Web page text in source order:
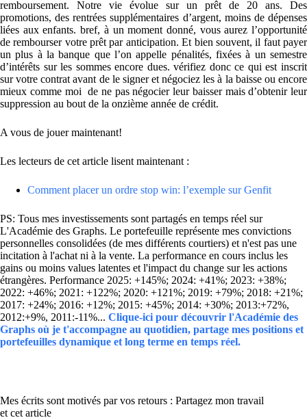
remboursement. Notre vie évolue sur un prêt de 20 ans. Des
promotions, des rentrées supplémentaires d’argent, moins de dépenses
liées aux enfants. bref, à un moment donné, vous aurez l’opportunité
de rembourser votre prêt par anticipation. Et bien souvent, il faut payer
un plus à la banque que l’on appelle pénalités, fixées à un semestre
d’intérêts sur les sommes encore dues. vérifiez donc ce qui est inscrit
sur votre contrat avant de le signer et négociez les à la baisse ou encore
mieux comme moi de ne pas négocier leur baisser mais d’obtenir leur
suppression au bout de la onzième année de crédit.
A vous de jouer maintenant!
Les lecteurs de cet article lisent maintenant :
Comment placer un ordre stop win: l’exemple sur Genfit
PS: Tous mes investissements sont partagés en temps réel sur
L'Académie des Graphs. Le portefeuille représente mes convictions
personnelles consolidées (de mes différents courtiers) et n'est pas une
incitation à l'achat ni à la vente. La performance en cours inclus les
gains ou moins values latentes et l'impact du change sur les actions
étrangères. Performance 2025: +145%; 2024: +41%; 2023: +38%;
2022: +46%; 2021: +122%; 2020: +121%; 2019: +79%; 2018: +21%;
2017: +24%; 2016: +12%; 2015: +45%; 2014: +30%; 2013:+72%,
2012:+9%, 2011:-11%... Clique-ici pour découvrir l'Académie des
Graphs où je t'accompagne au quotidien, partage mes positions et
portefeuilles dynamique et long terme en temps réel.
Mes écrits sont motivés par vos retours : Partagez mon travail
et cet article